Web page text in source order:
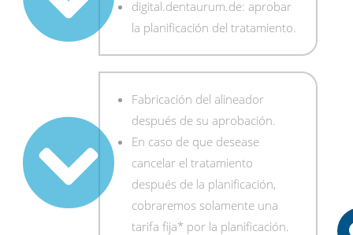
digital.dentaurum.de: aprobar
la planificación del tratamiento.
Fabricación del alineador
después de su aprobación.
En caso de que desease
cancelar el tratamiento
después de la planificación,
cobraremos solamente una
tarifa fija* por la planificación.